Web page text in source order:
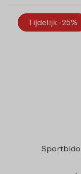
Tijdelijk -25%